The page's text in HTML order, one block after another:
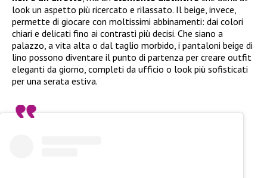
look un aspetto più ricercato e rilassato. Il beige, invece,
permette di giocare con moltissimi abbinamenti: dai colori
chiari e delicati fino ai contrasti più decisi. Che siano a
palazzo, a vita alta o dal taglio morbido, i pantaloni beige di
lino possono diventare il punto di partenza per creare outfit
eleganti da giorno, completi da ufficio o look più sofisticati
per una serata estiva.